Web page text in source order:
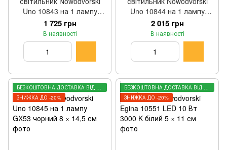
Uno 10843 на 1 лампу
GX53 чорний 4,5 × 12 см
1 725 грн
В наявності
Uno 10844 на 1 лампу
GX53 білий 8 × 14,5 см
2 015 грн
В наявності
БЕЗКОШТОВНА ДОСТАВКА ВІД 3000 ГРН
ЗНИЖКА ДО -20%
БЕЗКОШТОВНА ДОСТАВКА ВІД 3000 ГРН
ЗНИЖКА ДО -20%